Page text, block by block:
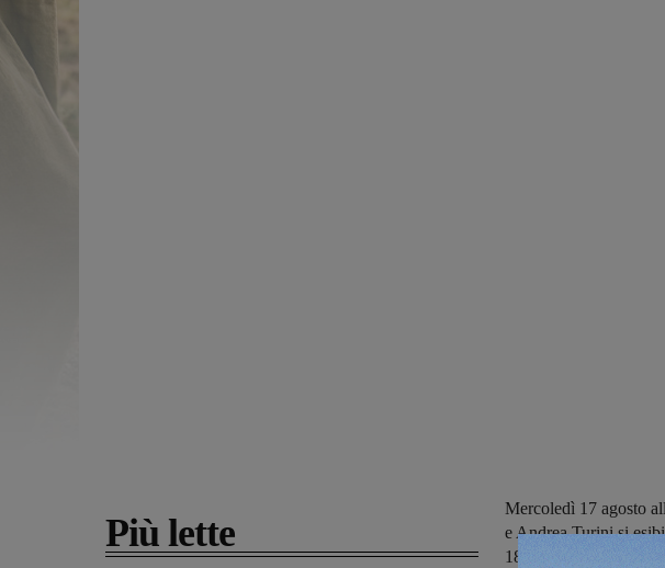
Più lette
Mercoledì 17 agosto
e Andrea Turini si
18 agosto alla stessa